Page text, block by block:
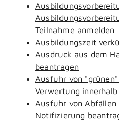
Teilnahme anmelden
Ausbildungszeit
Ausdruck aus dem
beantragen
Ausfuhr von
Verwertung
Ausfuhr von
Notifizierung